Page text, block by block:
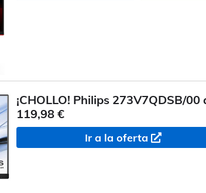
¡CHOLLO! Philips 273V7QDSB/00
119,98 €
Ir a la oferta